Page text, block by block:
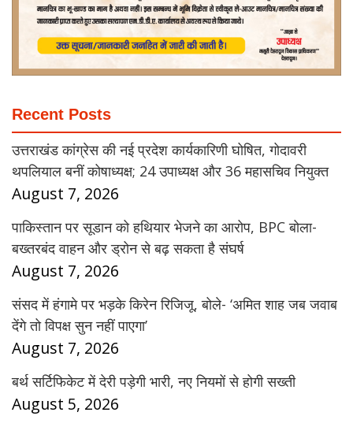
Recent Posts
उत्तराखंड कांग्रेस की नई प्रदेश कार्यकारिणी घोषित, गोदावरी
थपलियाल बनीं कोषाध्यक्ष; 24 उपाध्यक्ष और 36 महासचिव नियुक्त
August 7, 2026
पाकिस्तान पर सूडान को हथियार भेजने का आरोप, BPC बोला-
बख्तरबंद वाहन और ड्रोन से बढ़ सकता है संघर्ष
August 7, 2026
संसद में हंगामे पर भड़के किरेन रिजिजू, बोले- ‘अमित शाह जब जवाब
देंगे तो विपक्ष सुन नहीं पाएगा’
August 7, 2026
बर्थ सर्टिफिकेट में देरी पड़ेगी भारी, नए नियमों से होगी सख्ती
August 5, 2026